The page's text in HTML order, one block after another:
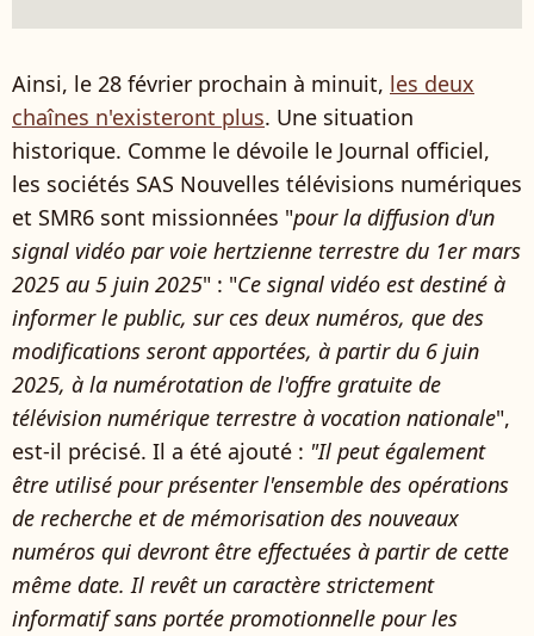
Ainsi, le 28 février prochain à minuit, les deux
chaînes n'existeront plus. Une situation
historique. Comme le dévoile le Journal officiel,
les sociétés SAS Nouvelles télévisions numériques
et SMR6 sont missionnées "pour la diffusion d'un
signal vidéo par voie hertzienne terrestre du 1er mars
2025 au 5 juin 2025" : "Ce signal vidéo est destiné à
informer le public, sur ces deux numéros, que des
modifications seront apportées, à partir du 6 juin
2025, à la numérotation de l'offre gratuite de
télévision numérique terrestre à vocation nationale",
est-il précisé. Il a été ajouté : "Il peut également
être utilisé pour présenter l'ensemble des opérations
de recherche et de mémorisation des nouveaux
numéros qui devront être effectuées à partir de cette
même date. Il revêt un caractère strictement
informatif sans portée promotionnelle pour les